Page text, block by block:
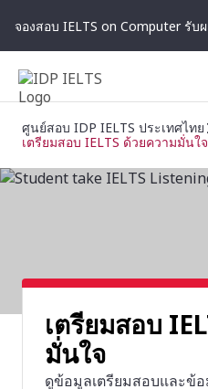
จองสอบ IELTS on Computer รับ
ศูนย์สอบ IDP IELTS ประเทศไทย
เตรียมสอบ IELTS ด้วยความมั่นใจ
เตรียมสอบ
มั่นใจ
ดูข้อมูลเตรียมสอบและข้